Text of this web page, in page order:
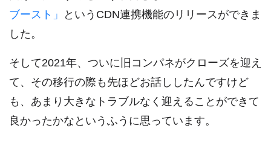
ブースト」
というCDN連携機能のリリースができま
した。
そして2021年、ついに旧コンパネがクローズを迎え
て、その移行の際も先ほどお話ししたんですけど
も、あまり大きなトラブルなく迎えることができて
良かったかなというふうに思っています。